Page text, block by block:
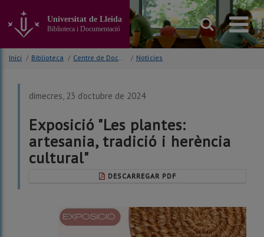
contingut
principal
Universitat de Lleida
Biblioteca i Documentació
Inici / Biblioteca / Centre de Documentació Europea (CDE) / Notícies
dimecres, 23 d’octubre de 2024
Exposició "Les plantes:
artesania, tradició i herència
cultural"
DESCARREGAR PDF